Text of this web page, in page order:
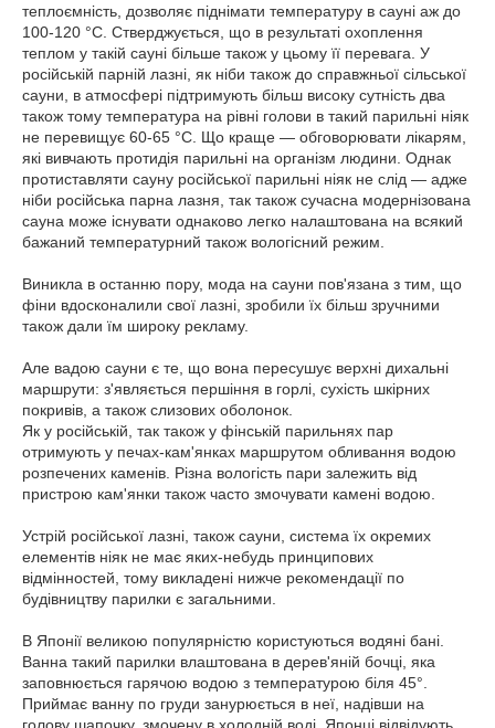
теплоємність, дозволяє піднімати температуру в сауні аж до
100-120 °С. Стверджується, що в результаті охоплення
теплом у такій сауні більше також у цьому її перевага. У
російській парній лазні, як ніби також до справжньої сільської
сауни, в атмосфері підтримують більш високу сутність два
також тому температура на рівні голови в такий парильні ніяк
не перевищує 60-65 °С. Що краще — обговорювати лікарям,
які вивчають протидія парильні на організм людини. Однак
протиставляти сауну російської парильні ніяк не слід — адже
ніби російська парна лазня, так також сучасна модернізована
сауна може існувати однаково легко налаштована на всякий
бажаний температурний також вологісний режим.
Виникла в останню пору, мода на сауни пов'язана з тим, що
фіни вдосконалили свої лазні, зробили їх більш зручними
також дали їм широку рекламу.
Але вадою сауни є те, що вона пересушує верхні дихальні
маршрути: з'являється першіння в горлі, сухість шкірних
покривів, а також слизових оболонок.
Як у російській, так також у фінській парильнях пар
отримують у печах-кам'янках маршрутом обливання водою
розпечених каменів. Різна вологість пари залежить від
пристрою кам'янки також часто змочувати камені водою.
Устрій російської лазні, також сауни, система їх окремих
елементів ніяк не має яких-небудь принципових
відмінностей, тому викладені нижче рекомендації по
будівництву парилки є загальними.
В Японії великою популярністю користуються водяні бані.
Ванна такий парилки влаштована в дерев'яній бочці, яка
заповнюється гарячою водою з температурою біля 45°.
Приймає ванну по груди занурюється в неї, надівши на
голову шапочку, змочену в холодній воді. Японці відвідують